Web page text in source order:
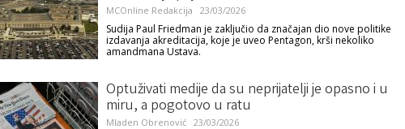
MCOnline Redakcija 23/03/2026
Sudija Paul Friedman je zaključio da značajan dio nove politike
izdavanja akreditacija, koje je uveo Pentagon, krši nekoliko
amandmana Ustava.
Optuživati medije da su neprijatelji je opasno i u
miru, a pogotovo u ratu
Mladen Obrenović 23/03/2026